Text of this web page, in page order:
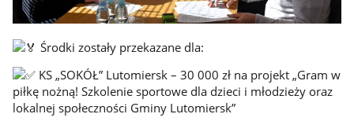
Środki zostały przekazane dla:
KS „SOKÓŁ” Lutomiersk – 30 000 zł na projekt „Gram w
piłkę nożną! Szkolenie sportowe dla dzieci i młodzieży oraz
lokalnej społeczności Gminy Lutomiersk”